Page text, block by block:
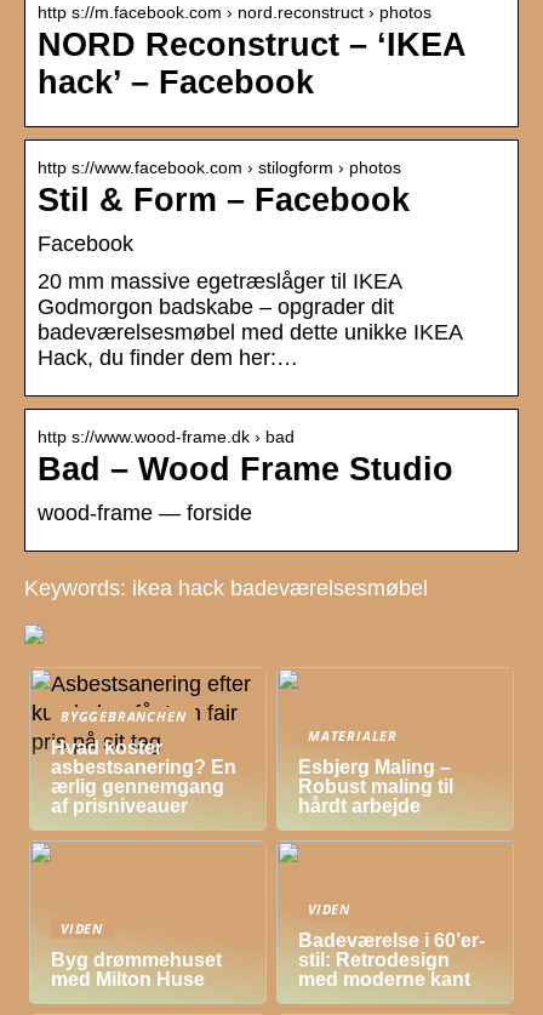
http s://m.facebook.com › nord.reconstruct › photos
NORD Reconstruct – ‘IKEA
hack’ – Facebook
http s://www.facebook.com › stilogform › photos
Stil & Form – Facebook
Facebook
20 mm massive egetræslåger til IKEA
Godmorgon badskabe – opgrader dit
badeværelsesmøbel med dette unikke IKEA
Hack, du finder dem her:…
http s://www.wood-frame.dk › bad
Bad – Wood Frame Studio
wood-frame — forside
Keywords: ikea hack badeværelsesmøbel
BYGGEBRANCHEN
Hvad koster
asbestsanering? En
ærlig gennemgang
af prisniveauer
MATERIALER
Esbjerg Maling –
Robust maling til
hårdt arbejde
VIDEN
Byg drømmehuset
med Milton Huse
VIDEN
Badeværelse i 60’er-
stil: Retrodesign
med moderne kant